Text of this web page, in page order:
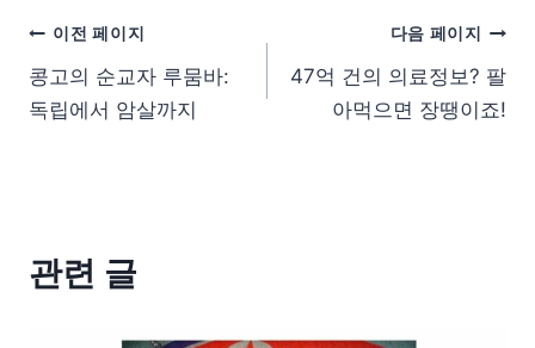
이전 페이지
콩고의 순교자 루뭄바:
독립에서 암살까지
다음 페이지
47억 건의 의료정보? 팔
아먹으면 장땡이죠!
관련 글